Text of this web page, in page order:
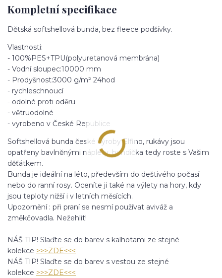
Kompletní specifikace
Dětská softshellová bunda, bez fleece podšívky.
Vlastnosti:
- 100%PES+TPU(polyuretanová membrána)
- Vodní sloupec:10000 mm
- Prodyšnost:3000 g/m² 24hod
- rychleschnoucí
- odolné proti oděru
- větruodolné
- vyrobeno v České Republice
Softshellová bunda české výroby Elfino, rukávy jsou
opatřeny bavlněnými náplety, bundička tedy roste s Vašim
děťátkem.
Bunda je ideální na léto, především do deštivého počasí
nebo do ranní rosy. Oceníte ji také na výlety na hory, kdy
jsou teploty nižší i v letních měsících.
Upozornění : při praní se nesmí používat aviváž a
změkčovadla. Nežehlit!
NÁŠ TIP! Slaďte se do barev s kalhotami ze stejné
kolekce >>>ZDE<<<
NÁŠ TIP! Slaďte se do barev s vestou ze stejné
kolekce >>>ZDE<<<